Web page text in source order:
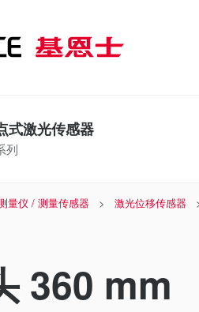
式激光传感器
列
量仪 / 测量传感器 激光位移传感器
360 mm